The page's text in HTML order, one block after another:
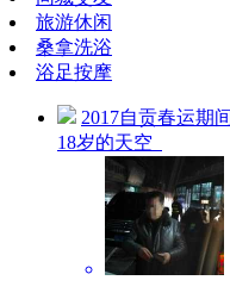
旅游休闲
桑拿洗浴
浴足按摩
2017自贡春运期
18岁的天空